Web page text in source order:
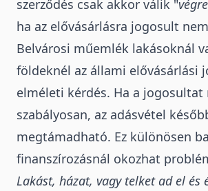
szerződés csak akkor válik "
ha az elővásárlásra jogosult
Belvárosi műemlék lakásoknál
földeknél az állami elővásárlási
elméleti kérdés. Ha a
szabályosan, az adásvétel
megtámadható. Ez különösen
finanszírozásnál okozhat
Lakást, házat, vagy telket ad el és